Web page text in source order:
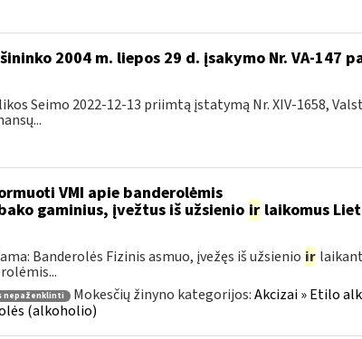
2004 m. liepos 29 d. įsakymo Nr. VA-147
Seimo 2022-12-13 priimtą įstatymą Nr. XIV-1658,
VMI apie banderolėmis
gaminius, įvežtus iš užsienio irlaikomus
Banderolės Fizinis asmuo, įvežęs iš užsienio ir
nepaženklinti Mokesčių žinyno kategorijos:Akcizai » Etilo
(alkoholio)